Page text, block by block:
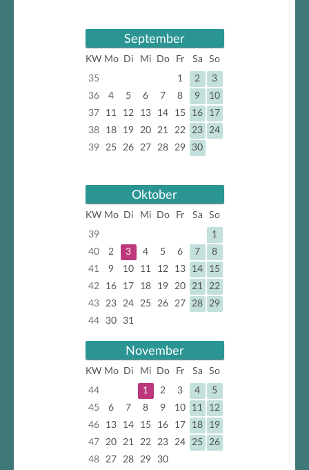
September
KW Mo Di Mi Do Fr Sa
So
35
1 2
3
36
4 5 6 7 8 9
10
37
11 12 13 14 15 16
17
38
18 19 20 21 22 23
24
39
25 26 27 28 29 30
Oktober
KW Mo Di Mi Do Fr Sa
So
39
1
40
2 3 4 5 6 7
8
41
9 10 11 12 13 14
15
42
16 17 18 19 20 21
22
43
23 24 25 26 27 28
29
44
30 31
November
KW Mo Di Mi Do Fr Sa
So
44
1 2 3 4
5
45
6 7 8 9 10 11
12
46
13 14 15 16 17 18
19
47
20 21 22 23 24 25
26
48
27 28 29 30